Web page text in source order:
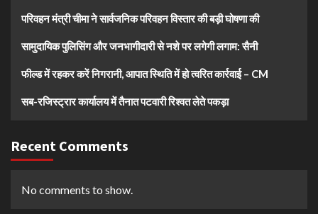
परिवहन मंत्री चीमा ने सार्वजनिक परिवहन विस्तार की बड़ी घोषणा की
सामुदायिक पुलिसिंग और जनभागीदारी से नशे पर लगेगी लगाम: सैनी
फील्ड में रहकर करें निगरानी, आपात स्थिति में हो त्वरित कार्रवाई – CM
सब-रजिस्ट्रार कार्यालय में तैनात पटवारी रिश्वत लेते पकड़ा
Recent Comments
No comments to show.